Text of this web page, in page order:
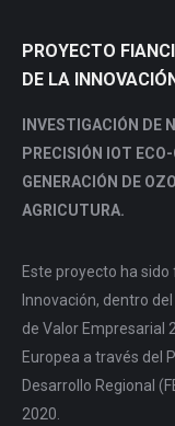
PROYECTO
DE LA
INVESTIGACIÓN DE
PRECISIÓN IOT
GENERACIÓN DE
AGRICUTURA.
Este proyecto ha
Innovación, dentro
de Valor Empresarial
Europea a través del
Desarrollo Regional
2020.